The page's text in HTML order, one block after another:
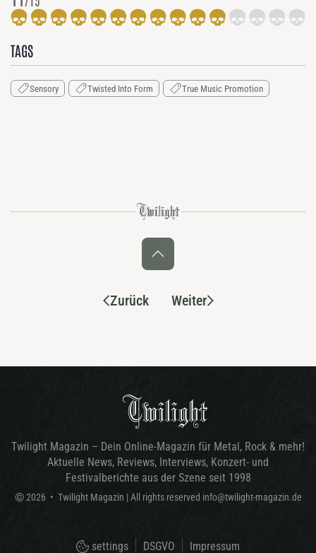
TAGS
Sensory Twisted Into Form True Music Promotion
Zurück Weiter
Twilight Magazin – Dein Online-Magazin für Metal, Rock & mehr!
Aktuelle News, Reviews, Interviews, Konzert- und
Festivalberichte aus der Szene seit 1998
© 2026 • Twilight Magazin | All rights reserved info@twilight-magazin.de
settings DSGVO Impressum